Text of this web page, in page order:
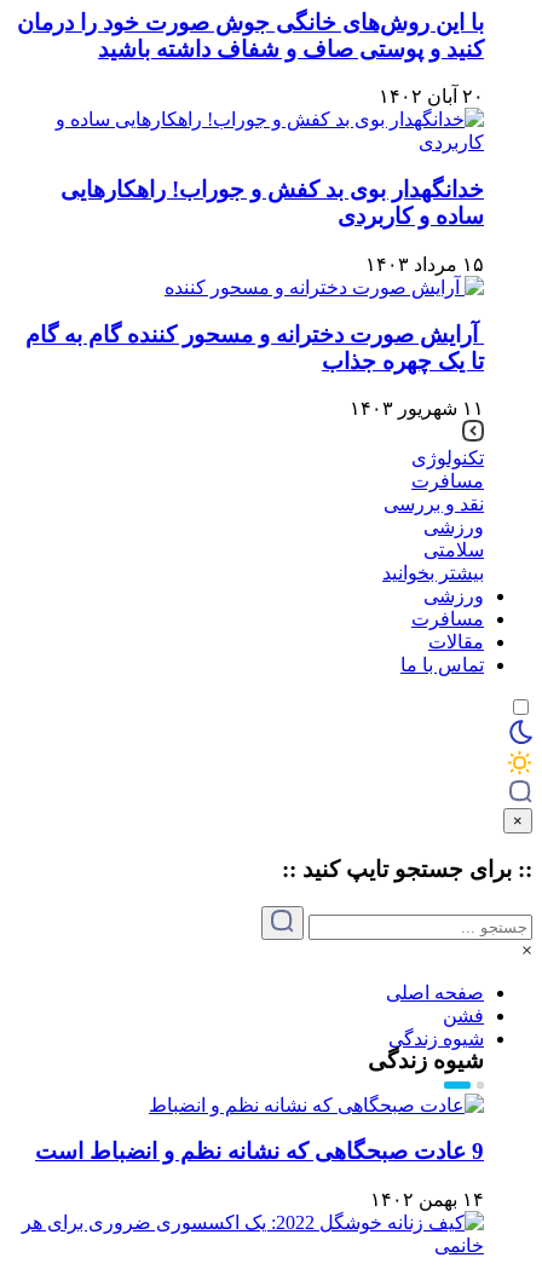
با این روش‌های خانگی جوش صورت خود را درمان
کنید و پوستی صاف و شفاف داشته باشید
۲۰ آبان ۱۴۰۲
خدانگهدار بوی بد کفش و جوراب! راهکارهایی
ساده و کاربردی
۱۵ مرداد ۱۴۰۳
آرایش صورت دخترانه و مسحور کننده گام به گام
تا یک چهره جذاب
۱۱ شهریور ۱۴۰۳
تکنولوژی
مسافرت
نقد و بررسی
ورزشی
سلامتی
بیشتر بخوانید
ورزشی
مسافرت
مقالات
تماس با ما
×
:: برای جستجو تایپکنید ::
×
صفحه اصلی
فشن
شیوه زندگی
شیوه زندگی
9 عادت صبحگاهی که نشانه نظم و انضباط است
۱۴ بهمن ۱۴۰۲